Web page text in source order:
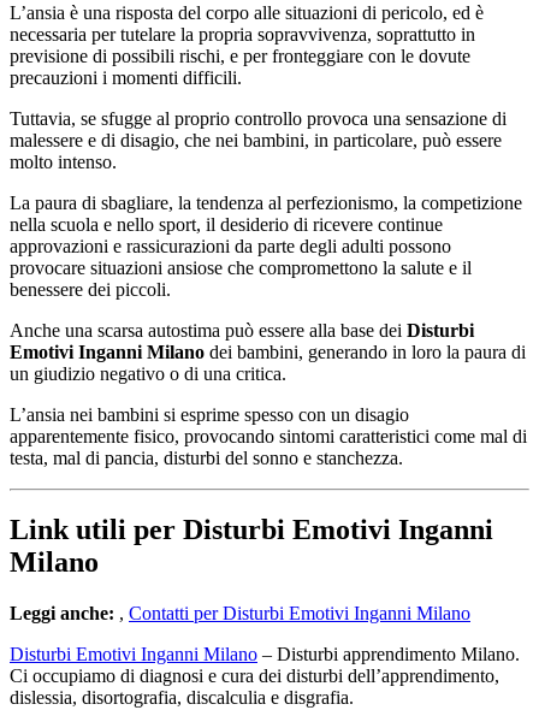
L’ansia è una risposta del corpo alle situazioni di pericolo, ed è
necessaria per tutelare la propria sopravvivenza, soprattutto in
previsione di possibili rischi, e per fronteggiare con le dovute
precauzioni i momenti difficili.
Tuttavia, se sfugge al proprio controllo provoca una sensazione di
malessere e di disagio, che nei bambini, in particolare, può essere
molto intenso.
La paura di sbagliare, la tendenza al perfezionismo, la competizione
nella scuola e nello sport, il desiderio di ricevere continue
approvazioni e rassicurazioni da parte degli adulti possono
provocare situazioni ansiose che compromettono la salute e il
benessere dei piccoli.
Anche una scarsa autostima può essere alla base dei Disturbi
Emotivi Inganni Milano dei bambini, generando in loro la paura di
un giudizio negativo o di una critica.
L’ansia nei bambini si esprime spesso con un disagio
apparentemente fisico, provocando sintomi caratteristici come mal di
testa, mal di pancia, disturbi del sonno e stanchezza.
Link utili per Disturbi Emotivi Inganni
Milano
Leggi anche: , Contatti per Disturbi Emotivi Inganni Milano
Disturbi Emotivi Inganni Milano – Disturbi apprendimento Milano.
Ci occupiamo di diagnosi e cura dei disturbi dell’apprendimento,
dislessia, disortografia, discalculia e disgrafia.